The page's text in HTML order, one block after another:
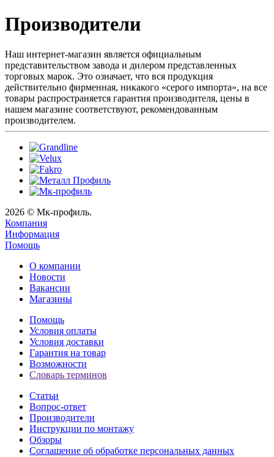
Производители
Наш интернет-магазин является официальным
представительством завода и дилером представленных
торговых марок. Это означает, что вся продукция
действительно фирменная, никакого «серого импорта», на все
товары распространяется гарантия производителя, цены в
нашем магазине соответствуют, рекомендованным
производителем.
2026 © Мк-профиль.
Компания
Информация
Помощь
О компании
Новости
Вакансии
Магазины
Помощь
Условия оплаты
Условия доставки
Гарантия на товар
Возможности
Словарь терминов
Статьи
Вопрос-ответ
Производители
Инструкции по монтажу
Обзоры
Соглашение об обработке персональных данных